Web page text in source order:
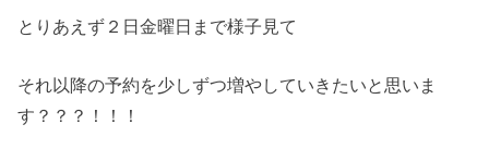
とりあえず２日金曜日まで様子見て
それ以降の予約を少しずつ増やしていきたいと思いま
す？？？！！！